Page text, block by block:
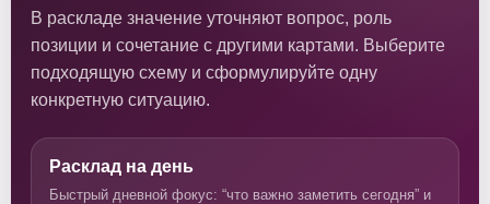
В раскладе значение уточняют вопрос, роль
позиции и сочетание с другими картами. Выберите
подходящую схему и сформулируйте одну
конкретную ситуацию.
Расклад на день
Быстрый дневной фокус: “что важно заметить сегодня” и